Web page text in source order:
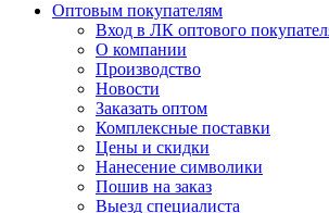
Оптовым покупателям
Вход в ЛК оптового
О компании
Производство
Новости
Заказать оптом
Комплексные поставки
Цены и скидки
Нанесение символики
Пошив на заказ
Выезд специалиста